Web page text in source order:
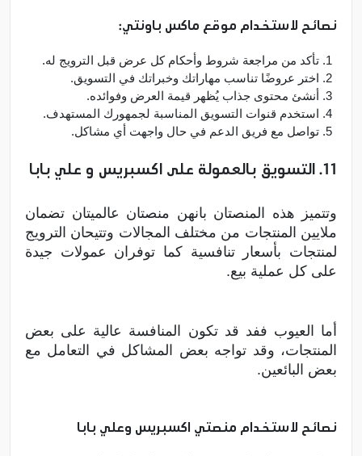
نصائح لاستخدام موقع ماكس باونتي:
تأكد من مراجعة شروط وأحكام كل عرض قبل الترويج له.
اختر عروضًا تناسب مهاراتك وخبراتك في التسويق.
أنشئ محتوى جذاب يُظهر قيمة العرض وفوائده.
استخدم قنوات التسويق المناسبة لجمهورك المستهدف.
تواصل مع فريق الدعم في حال واجهت أي مشاكل.
11. التسويق بالعمولة على اكسبريس و علي بابا
وتتميز هذه المنصتان بانهن منصتان عالميتان تضمان
ملايين المنتجات من مختلف المجالات وتتيحان الترويج
لمنتجات بأسعار تنافسية كما توفران عمولات جيدة
على كل عملية بيع.
أما العيوب ففد قد تكون المنافسة عالية على بعض
المنتجات، وقد تواجه بعض المشاكل في التعامل مع
بعض البائعين.
نصائح لاستخدام منصتي اكسبريس وعلي بابا